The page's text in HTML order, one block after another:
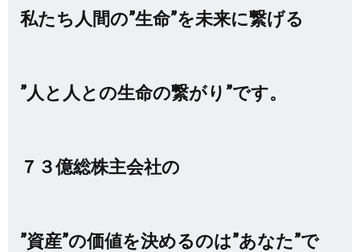
私たち人間の”生命”を未来に繋げる
”人と人との生命の繋がり”です。
７３億総株主会社の
”資産”の価値を決めるのは”あなた”で